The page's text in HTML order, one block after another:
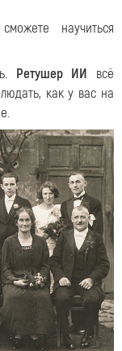
научиться
. Ретушер ИИ всё
как у вас на